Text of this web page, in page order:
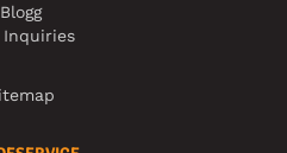
Blogg
Inquiries